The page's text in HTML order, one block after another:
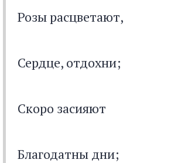
Розы расцветают,
Сердце, отдохни;
Скоро засияют
Благодатны дни;